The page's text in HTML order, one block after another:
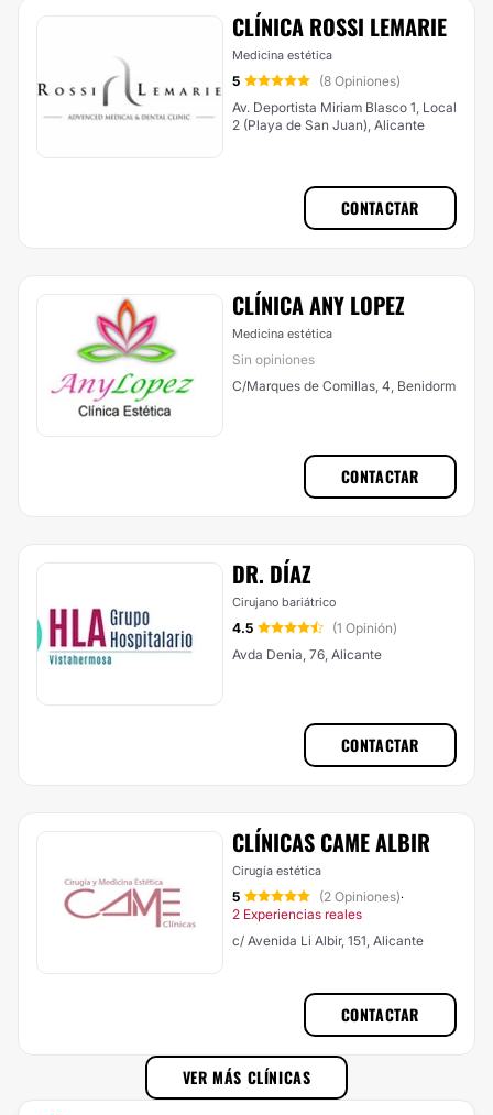
CLÍNICA ROSSI LEMARIE
Medicina estética
5
(8 Opiniones)
Av. Deportista Miriam Blasco 1, Local
2 (Playa de San Juan), Alicante
CONTACTAR
CLÍNICA ANY LOPEZ
Medicina estética
Sin opiniones
C/Marques de Comillas, 4, Benidorm
CONTACTAR
DR. DÍAZ
Cirujano bariátrico
4.5
(1 Opinión)
Avda Denia, 76, Alicante
CONTACTAR
CLÍNICAS CAME ALBIR
Cirugía estética
5 (2 Opiniones)·
2 Experiencias reales
c/ Avenida Li Albir, 151, Alicante
CONTACTAR
VER MÁS CLÍNICAS